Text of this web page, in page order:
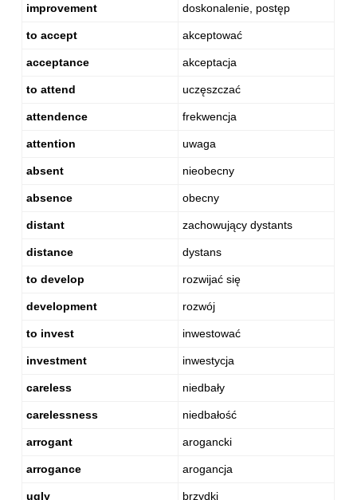
improvement doskonalenie, postęp
to accept akceptować
acceptance akceptacja
to attend uczęszczać
attendence frekwencja
attention uwaga
absent nieobecny
absence obecny
distant zachowujący dystants
distance dystans
to develop rozwijać się
development rozwój
to invest inwestować
investment inwestycja
careless niedbały
carelessness niedbałość
arrogant arogancki
arrogance arogancja
ugly brzydki